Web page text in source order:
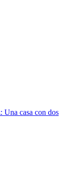
Una casa con dos